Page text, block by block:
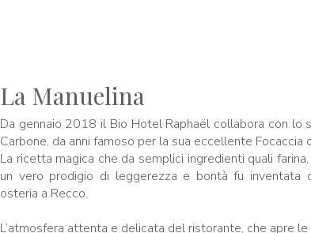
La Manuelina
Da gennaio 2018 il Bio Hotel Raphaël collabora con lo
Carbone, da anni famoso per la sua eccellente Focaccia
La ricetta magica che da semplici ingredienti quali
un vero prodigio di leggerezza e bontà fu inventata
osteria a Recco.
L’atmosfera attenta e delicata del ristorante, che apre